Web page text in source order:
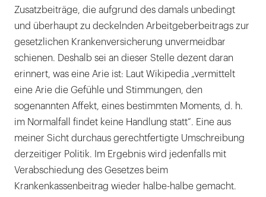
Zusatzbeiträge, die aufgrund des damals unbedingt
und überhaupt zu deckelnden Arbeitgeberbeitrags zur
gesetzlichen Krankenversicherung unvermeidbar
schienen. Deshalb sei an dieser Stelle dezent daran
erinnert, was eine Arie ist: Laut Wikipedia „vermittelt
eine Arie die Gefühle und Stimmungen, den
sogenannten Affekt, eines bestimmten Moments, d. h.
im Normalfall findet keine Handlung statt“. Eine aus
meiner Sicht durchaus gerechtfertigte Umschreibung
derzeitiger Politik. Im Ergebnis wird jedenfalls mit
Verabschiedung des Gesetzes beim
Krankenkassenbeitrag wieder halbe-halbe gemacht.